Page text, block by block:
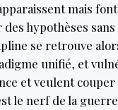
mais
hypothèses
se retrouve
unifié, et
et veulent couper
le nerf de la